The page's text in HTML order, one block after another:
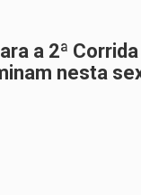
a 2ª
nesta